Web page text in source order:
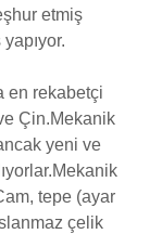
etmiş
en rekabetçi
Çin.Mekanik
yeni ve
tepe (ayar
çelik